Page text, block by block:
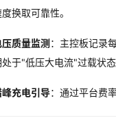
换取可靠性。
质量监测：主控板记录
于"低压大电流"过载状态
充电引导：通过平台费